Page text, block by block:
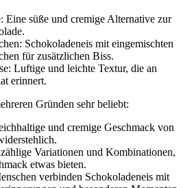
Eine süße und cremige Alternative zur
Schokoladeneis mit eingemischten
für zusätzlichen Biss.
Luftige und leichte Textur, die an
erinnert.
Gründen sehr beliebt:
und cremige Geschmack von
Variationen und Kombinationen,
etwas bieten.
verbinden Schokoladeneis mit